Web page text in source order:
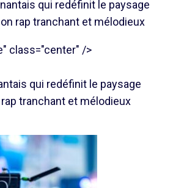
qui redéfinit le paysage
rap tranchant et mélodieux
class="center" />
qui redéfinit le paysage
tranchant et mélodieux